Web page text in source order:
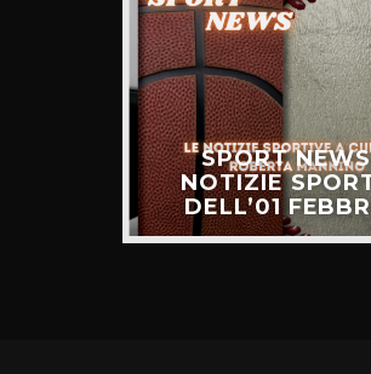
SPORT
NOTIZIE
DELL’01